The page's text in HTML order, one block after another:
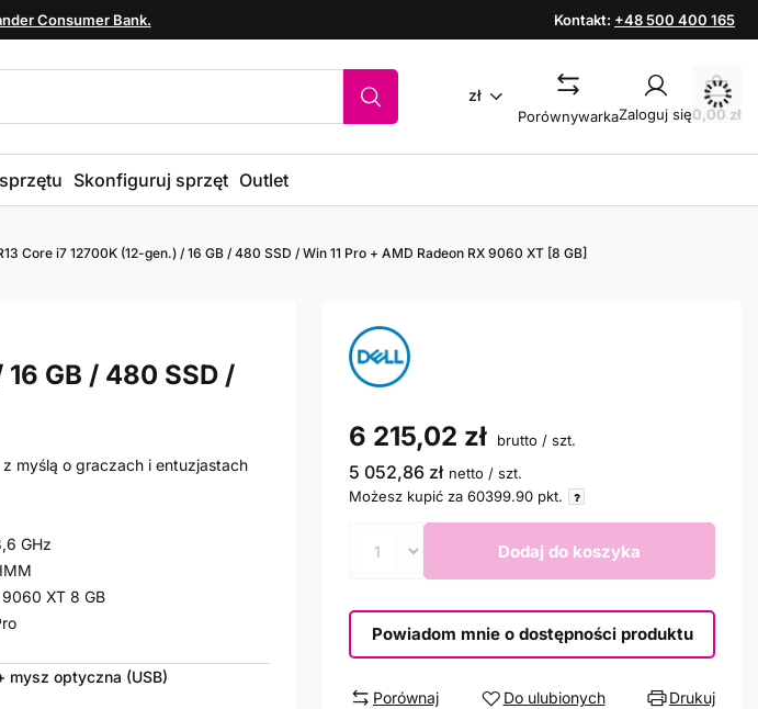
Consumer Bank. Kontakt: +48 500 400 165
zł
PorównywarkaZaloguj się0,00 zł
Skonfiguruj sprzęt Outlet
Core i7 12700K (12-gen.) / 16 GB / 480 SSD / Win 11 Pro + AMD Radeon RX 9060 XT [8 GB]
GB / 480 SSD /
myślą o graczach i entuzjastach
GHz
XT 8 GB
optyczna (USB)
6 215,02 zł brutto / szt.
5 052,86 zł netto / szt.
Możesz kupić za 60399.90 pkt.
Dodaj do koszyka
Powiadom mnie o dostępności produktu
Porównaj Do ulubionych Drukuj